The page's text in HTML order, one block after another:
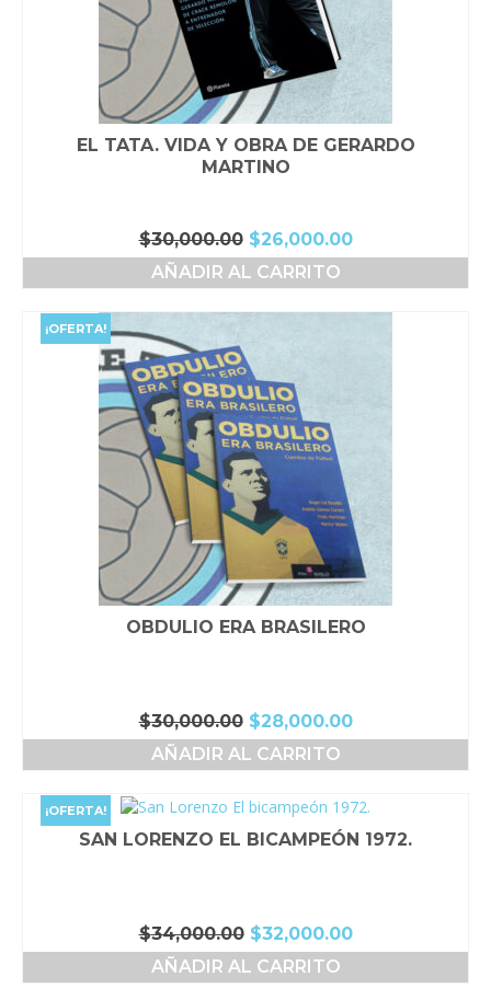
EL TATA. VIDA Y OBRA DE GERARDO
MARTINO
$30,000.00 El
precio
original
$26,000.00El
precio
AÑADIR AL CARRITO
¡OFERTA!
OBDULIO ERA BRASILERO
$30,000.00 El
precio
original
$30,000.00.
$28,000.00El
precio
$28,000.00.
AÑADIR AL CARRITO
¡OFERTA!
SAN LORENZO EL BICAMPEÓN 1972.
$34,000.00 El
precio
original
$32,000.00El
precio
AÑADIR AL CARRITO